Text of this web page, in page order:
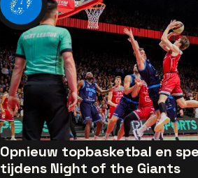
Opnieuw topbasketbal en
tijdens Night of the Giants